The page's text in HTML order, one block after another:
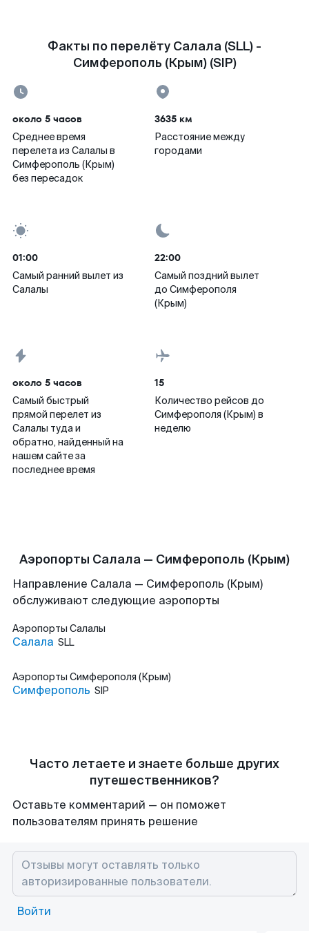
Факты по перелёту Салала (SLL) -
Симферополь (Крым) (SIP)
около 5 часов
Среднее время
перелета из Салалы в
Симферополь (Крым)
без пересадок
3635 км
Расстояние между
городами
01:00
Самый ранний вылет из
Салалы
22:00
Самый поздний вылет
до Симферополя
(Крым)
около 5 часов
Самый быстрый
прямой перелет из
Салалы туда и
обратно, найденный на
нашем сайте за
последнее время
15
Количество рейсов до
Симферополя (Крым) в
неделю
Аэропорты Салала — Симферополь (Крым)
Направление Салала — Симферополь (Крым)
обслуживают следующие аэропорты
Аэропорты Салалы
Салала SLL
Аэропорты Симферополя (Крым)
Симферополь SIP
Часто летаете и знаете больше других
путешественников?
Оставьте комментарий — он поможет
пользователям принять решение
Войти